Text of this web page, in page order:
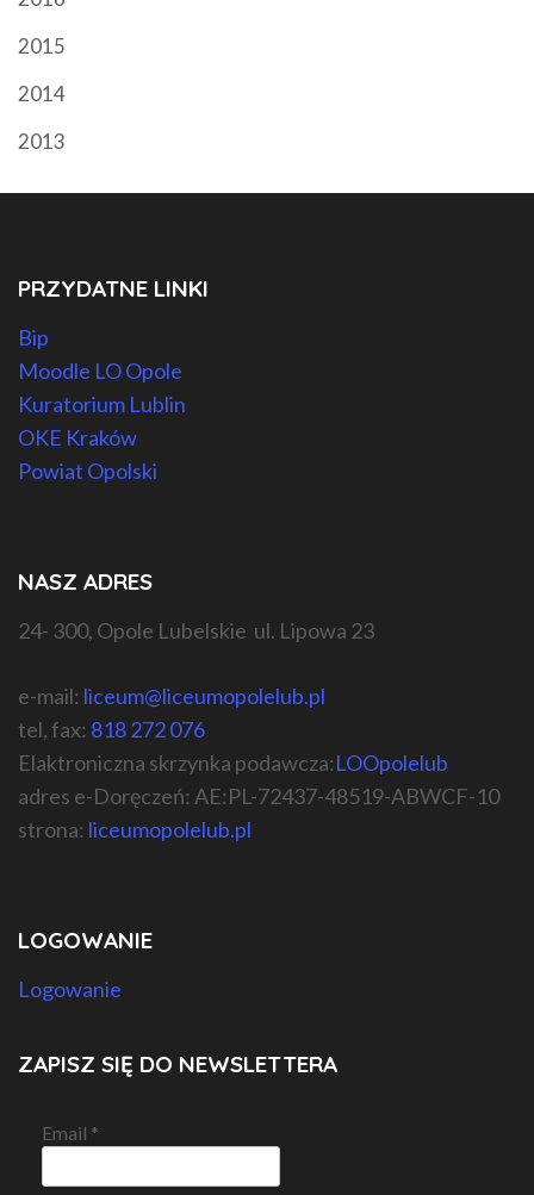
2015
2014
2013
PRZYDATNE LINKI
Bip
Moodle LO Opole
Kuratorium Lublin
OKE Kraków
Powiat Opolski
NASZ ADRES
24- 300, Opole Lubelskie ul. Lipowa 23
e-mail: liceum@liceumopolelub.pl
tel, fax: 818 272 076
Elaktroniczna skrzynka podawcza:LOOpolelub
adres e-Doręczeń: AE:PL-72437-48519-ABWCF-10
strona: liceumopolelub.pl
LOGOWANIE
Logowanie
ZAPISZ SIĘ DO NEWSLETTERA
Email *